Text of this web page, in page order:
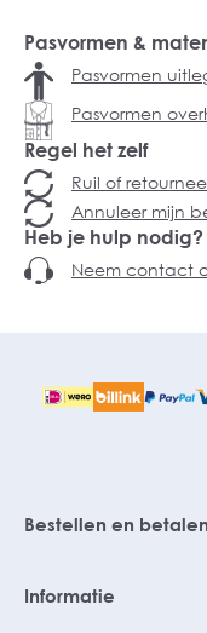
Pasvormen &
Pasvormen
Pasvormen
Regel het zelf
Ruil of
Annuleer mijn
Heb je hulp nodig?
Neem contact
Bestellen en betalen
Informatie